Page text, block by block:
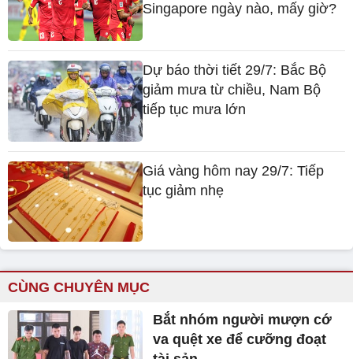
Singapore ngày nào, mấy giờ?
Dự báo thời tiết 29/7: Bắc Bộ
giảm mưa từ chiều, Nam Bộ
tiếp tục mưa lớn
Giá vàng hôm nay 29/7: Tiếp
tục giảm nhẹ
CÙNG CHUYÊN MỤC
Bắt nhóm người mượn cớ
va quệt xe để cưỡng đoạt